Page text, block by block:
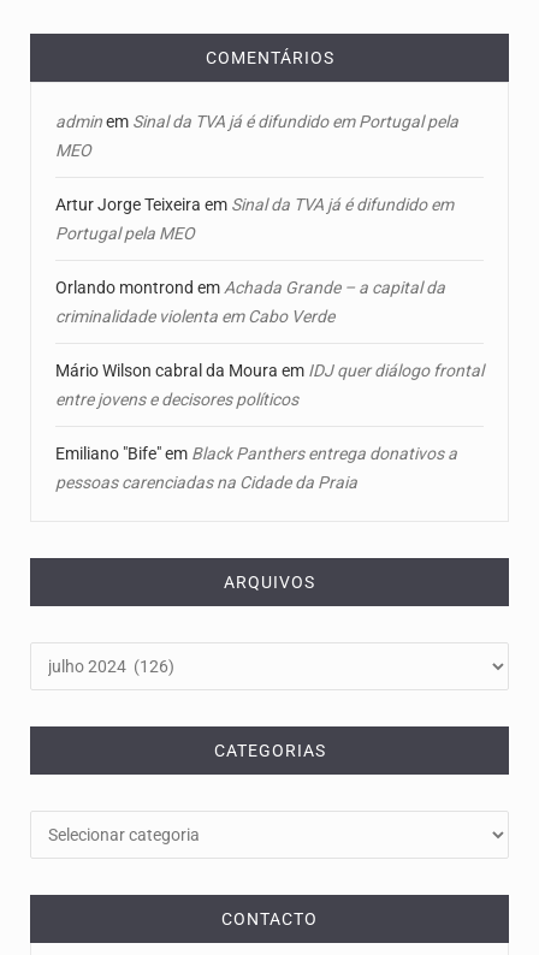
COMENTÁRIOS
adminem Sinal da TVA já é difundido em Portugal pela
MEO
Artur Jorge Teixeira em Sinal da TVA já é difundido em
Portugal pela MEO
Orlando montrond em Achada Grande – a capital da
criminalidade violenta em Cabo Verde
Mário Wilson cabral da Moura em IDJ quer diálogo frontal
entre jovens e decisores políticos
Emiliano "Bife"em Black Panthers entrega donativos a
pessoas carenciadas na Cidade da Praia
ARQUIVOS
CATEGORIAS
CONTACTO